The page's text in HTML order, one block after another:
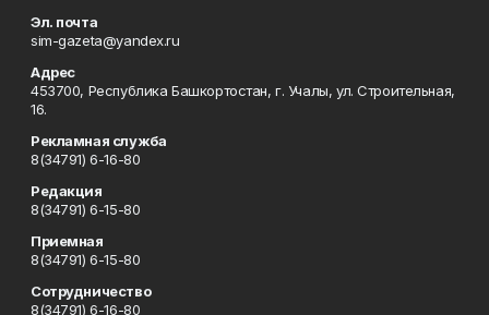
Эл. почта
sim-gazeta@yandex.ru
Адрес
453700, Республика Башкортостан, г. Учалы, ул. Строительная,
16.
Рекламная служба
8(34791) 6-16-80
Редакция
8(34791) 6-15-80
Приемная
8(34791) 6-15-80
Сотрудничество
8(34791) 6-16-80